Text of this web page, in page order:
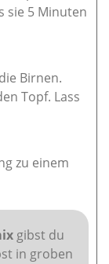
sie 5 Minuten
Birnen.
Topf. Lass
zu einem
gibst du
in groben